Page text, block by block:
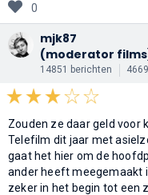
0
mjk87
(moderator
14851 berichten
Zouden ze daar geld voor
Telefilm dit jaar met
gaat het hier om de
ander heeft meegemaakt
zeker in het begin tot een